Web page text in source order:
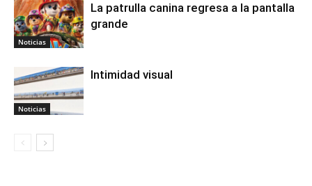
Noticias
La patrulla canina regresa a la pantalla
grande
Noticias
Intimidad visual